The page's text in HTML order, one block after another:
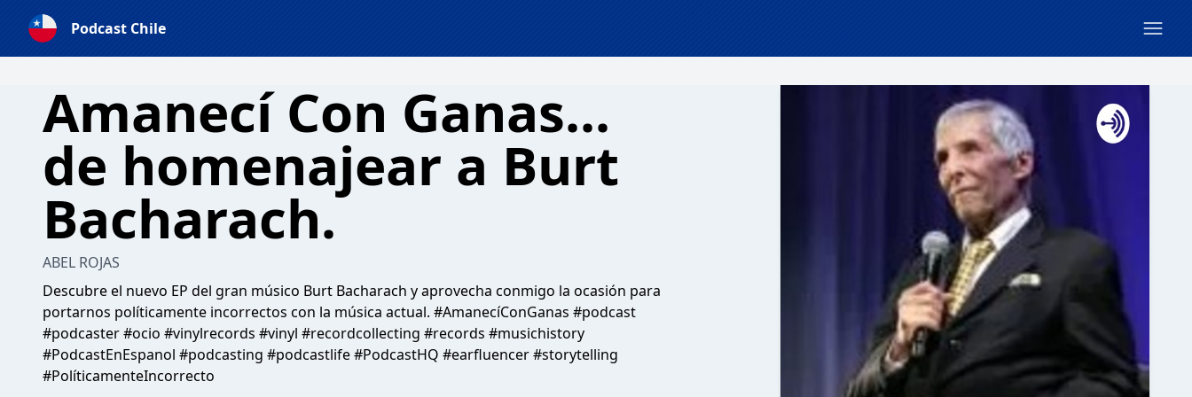
Podcast Chile
Amanecí Con Ganas...
de homenajear a Burt
Bacharach.
ABEL ROJAS
Descubre el nuevo EP del gran músico Burt Bacharach y aprovecha conmigo la ocasión para
portarnos políticamente incorrectos con la música actual. #AmanecíConGanas #podcast
#podcaster #ocio #vinylrecords #vinyl #recordcollecting #records #musichistory
#PodcastEnEspanol #podcasting #podcastlife #PodcastHQ #earfluencer #storytelling
#PolíticamenteIncorrecto